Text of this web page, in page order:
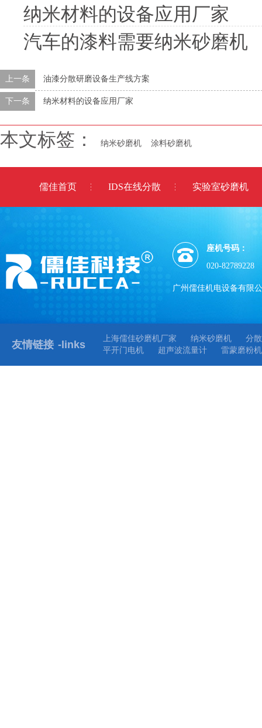
纳米材料的设备应用厂家
汽车的漆料需要纳米砂磨机
上一条 油漆分散研磨设备生产线方案
下一条 纳米材料的设备应用厂家
本文标签： 纳米砂磨机 涂料砂磨机
儒佳首页 IDS在线分散 实验室砂磨机
座机号码：
020-82789228
广州儒佳机电设备有限
友情链接 -links
上海儒佳砂磨机厂家 纳米砂磨机
分
平开门电机
超声波流量计 雷蒙磨粉机